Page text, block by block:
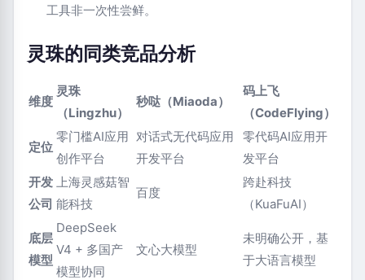
工具非一次性尝鲜。
灵珠的同类竞品分析
维度
灵珠
（Lingzhu）
秒哒（Miaoda）
码上飞
（CodeFlying）
定位
零门槛AI应用
创作平台
对话式无代码应用
开发平台
零代码AI应用开
发平台
开发
公司
上海灵感菇智
能科技
百度
跨赴科技
（KuaFuAI）
底层
模型
DeepSeek
V4 + 多国产
模型协同
文心大模型
未明确公开，基
于大语言模型